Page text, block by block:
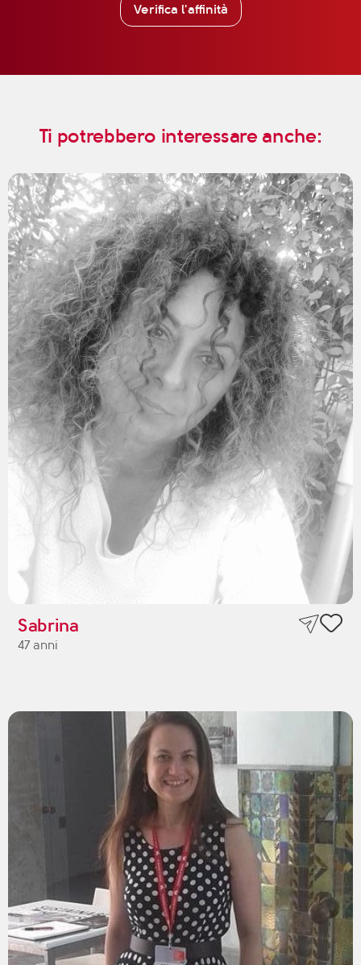
Verifica l'affinità
Ti potrebbero interessare anche:
Sabrina
47 anni